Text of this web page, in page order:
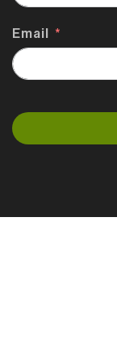
Email